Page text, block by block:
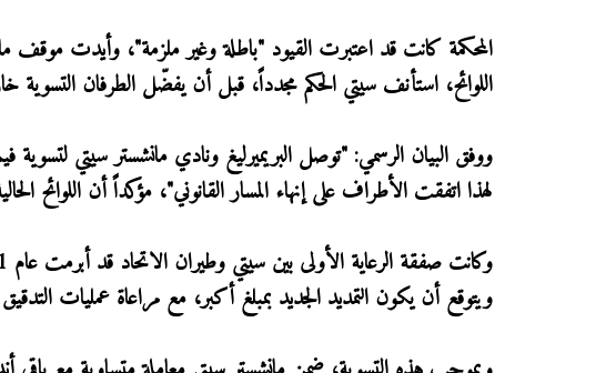
المحكمة كانت قد اعتبرت القيود "باطلة وغير ملزمة"، وأيدت موقف
اللوائح، استأنف سيتي الحكم مجدداً، قبل أن يفضّل الطرفان التسوية
ووفق البيان الرسمي: "توصل البريميرليغ ونادي مانشستر سيتي
لهذا اتفقت الأطراف على إنهاء المسار القانوني"، مؤكداً أن اللوائح
ويتوقع أن يكون التمديد الجديد بمبلغ أكبر، مع مراعاة عمليات التدقيق